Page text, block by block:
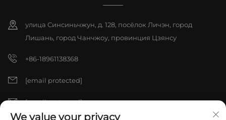
улица Синсиньчжун, д. 128, посёлок Личэн, город
Лишань, город Чанчжоу, провинция Цзянсу
+86-18961138368
[email protected]
[email protected]
We value your privacy